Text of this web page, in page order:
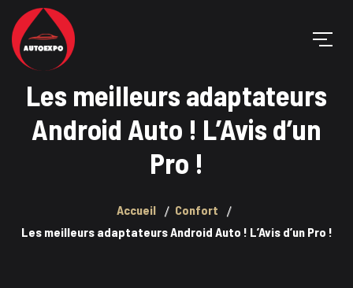
Les meilleurs adaptateurs
Android Auto ! L’Avis d’un
Pro !
Accueil
Confort
Les meilleurs adaptateurs Android Auto ! L’Avis d’un Pro !